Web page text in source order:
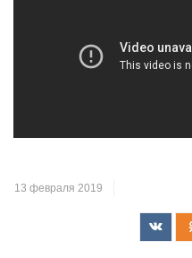
13 февраля 2019